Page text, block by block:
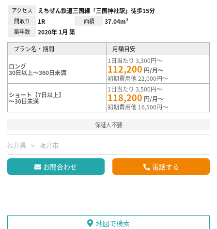
アクセス えちぜん鉄道三国線「三国神社駅」徒歩15分
間取り 1R 面積 37.04m²
築年数 2020年 1月 築
プラン名・期間 月額目安
ロング
30日以上～360日未満
1日当たり 3,300円～
112,200 円/月～
初期費用他 22,000円～
ショート【7日以上】
～30日未満
1日当たり 3,500円～
118,200 円/月～
初期費用他 16,500円～
保証人不要
福井県 坂井市
お問合わせ 電話する
地図で検索